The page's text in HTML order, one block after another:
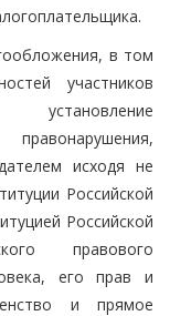
в том
участников
исходя не
Российской
Российской
правового
его прав и
и прямое